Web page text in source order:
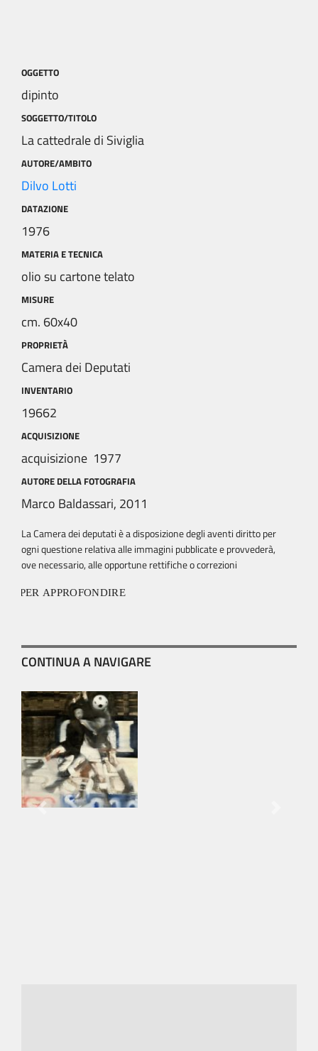
OGGETTO
dipinto
SOGGETTO/TITOLO
La cattedrale di Siviglia
AUTORE/AMBITO
Dilvo Lotti
DATAZIONE
1976
MATERIA E TECNICA
olio su cartone telato
MISURE
cm. 60x40
PROPRIETÀ
Camera dei Deputati
INVENTARIO
19662
ACQUISIZIONE
acquisizione 1977
AUTORE DELLA FOTOGRAFIA
Marco Baldassari, 2011
La Camera dei deputati è a disposizione degli aventi diritto per
ogni questione relativa alle immagini pubblicate e provvederà,
ove necessario, alle opportune rettifiche o correzioni
PER APPROFONDIRE
CONTINUA A NAVIGARE
Previous